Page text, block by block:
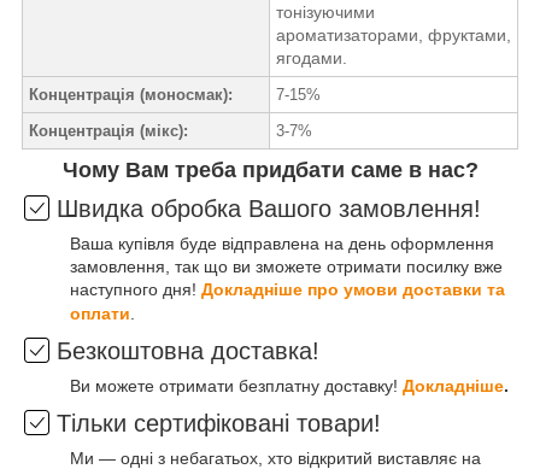
тонізуючими
ароматизаторами, фруктами,
ягодами.
Концентрація (моносмак):
7-15%
Концентрація (мікс):
3-7%
Чому Вам треба придбати саме в нас?
Швидка обробка Вашого замовлення!
Ваша купівля буде відправлена на день оформлення
замовлення, так що ви зможете отримати посилку вже
наступного дня! Докладніше про умови доставки та
оплати
Безкоштовна доставка!
Ви можете отримати безплатну доставку! Докладніше.
Тільки сертифіковані товари!
Ми — одні з небагатьох, хто відкритий виставляє на